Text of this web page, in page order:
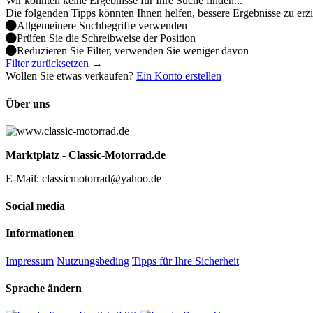
Die folgenden Tipps könnten Ihnen helfen, bessere Ergebnisse zu
Allgemeinere Suchbegriffe verwenden
Prüfen Sie die Schreibweise der Position
Reduzieren Sie Filter, verwenden Sie weniger davon
Filter zurücksetzen →
Wollen Sie etwas verkaufen? Ein Konto erstellen
Über uns
Marktplatz - Classic-Motorrad.de
E-Mail: classicmotorrad@yahoo.de
Social media
Informationen
Impressum Nutzungsbeding Tipps für Ihre Sicherheit
Sprache ändern